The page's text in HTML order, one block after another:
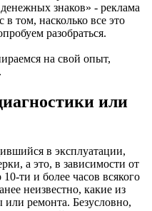
знаков» - реклама
том, насколько все это
разобраться.
на свой опыт,
или
в эксплуатации,
а это, в зависимости от
ти и более часов всякого
неизвестно, какие из
ремонта. Безусловно,